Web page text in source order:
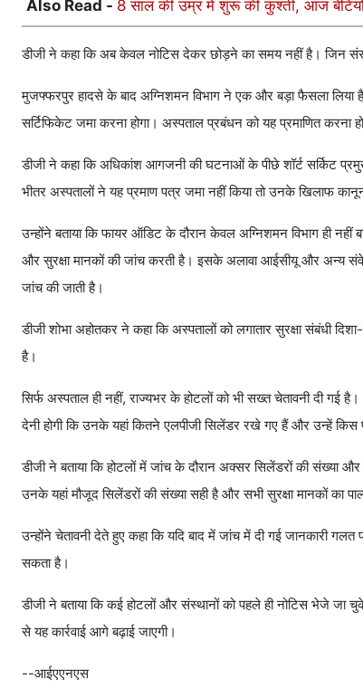
Also Read - 8 साल की उम्र में शुरू की कुश्ती, आज बेटियों
डीजी ने कहा कि अब केवल नोटिस देकर छोड़ने का समय नहीं है। जिन
मुजफ्फरपुर हादसे के बाद अग्निशमन विभाग ने एक और बड़ा फैसला लिया
सर्टिफिकेट जमा करना होगा। अस्पताल प्रबंधन को यह प्रमाणित करना
डीजी ने कहा कि अधिकांश आगजनी की घटनाओं के पीछे शॉर्ट सर्किट
भीतर अस्पतालों ने यह प्रमाण पत्र जमा नहीं किया तो उनके खिलाफ
उन्होंने बताया कि फायर ऑडिट के दौरान केवल अग्निशमन विभाग ही
और सुरक्षा मानकों की जांच करती है। इसके अलावा आईसीयू और अन्य
जांच की जाती है।
डीजी शोभा अहोतकर ने कहा कि अस्पतालों को लगातार सुरक्षा संबंधी
है।
सिर्फ अस्पताल ही नहीं, राज्यभर के होटलों को भी सख्त चेतावनी दी
देनी होगी कि उनके यहां कितने एलपीजी सिलेंडर रखे गए हैं और उन्हें किस
डीजी ने बताया कि होटलों में जांच के दौरान अक्सर सिलेंडरों की संख्या
उनके यहां मौजूद सिलेंडरों की संख्या सही है और सभी सुरक्षा मानकों का
उन्होंने चेतावनी देते हुए कहा कि यदि बाद में जांच में दी गई जानकारी
सकता है।
डीजी ने बताया कि कई होटलों और संस्थानों को पहले ही नोटिस भेजे जा
से यह कार्रवाई आगे बढ़ाई जाएगी।
--आईएएनएस